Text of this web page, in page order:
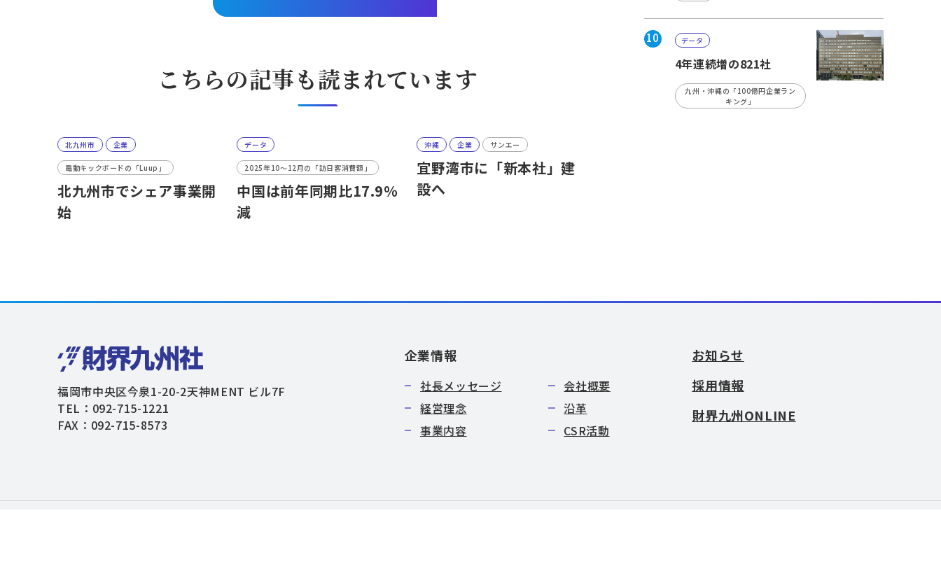
こちらの記事も読まれています
北九州市 企業
電動キックボードの「Luup」
北九州市でシェア事業開
始
データ
2025年10〜12月の「訪日客消費額」
中国は前年同期比17.9％
減
沖縄 企業 サンエー
宜野湾市に「新本社」建
設へ
10 データ
4年連続増の821社
九州・沖縄の「100億円企業ラン
キング」
福岡市中央区今泉1-20-2天神MENT ビル7F
TEL：092-715-1221
FAX：092-715-8573
企業情報
社長メッセージ
会社概要
経営理念
沿革
事業内容
CSR活動
お知らせ
採用情報
財界九州ONLINE